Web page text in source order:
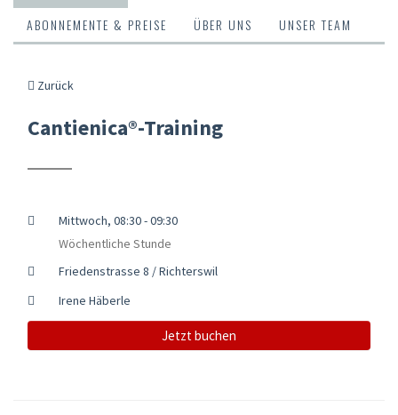
ABONNEMENTE & PREISE
ÜBER UNS UNSER TEAM
Zurück
Cantienica®-Training
Mittwoch, 08:30 - 09:30
Wöchentliche Stunde
Friedenstrasse 8 / Richterswil
Irene Häberle
Jetzt buchen